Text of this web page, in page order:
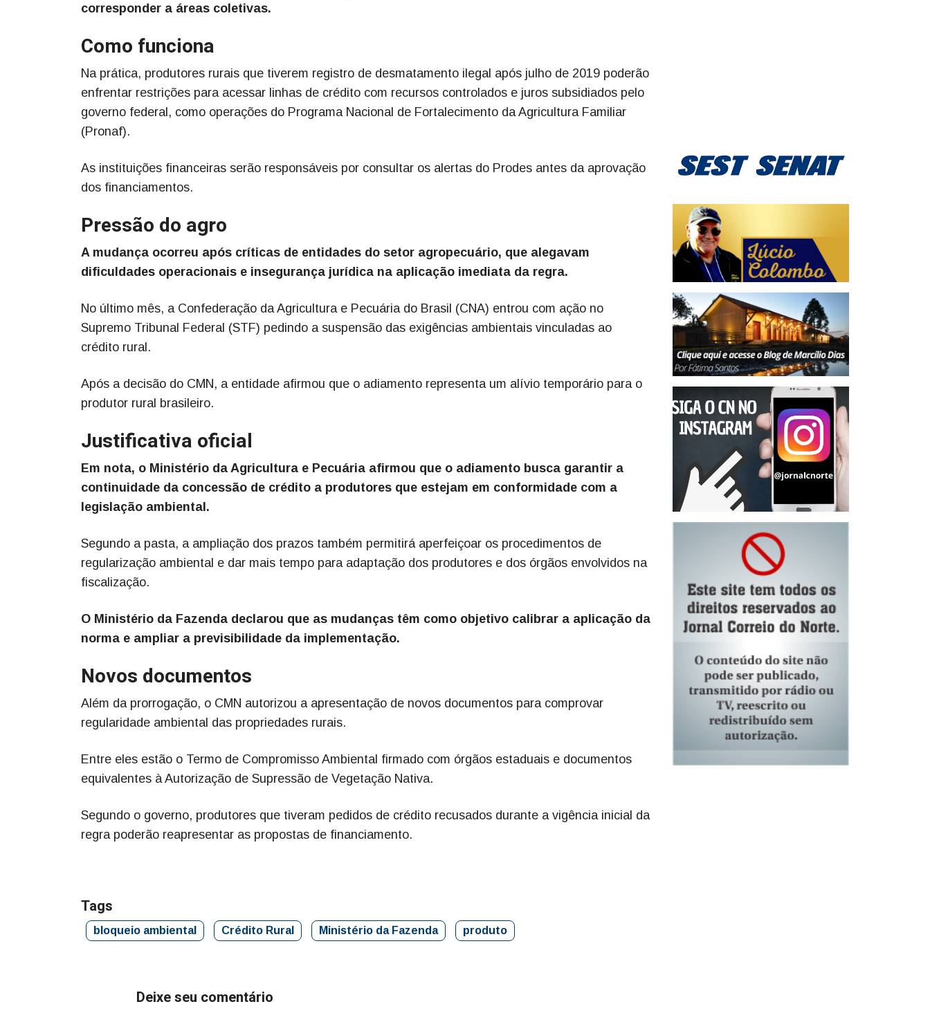
corresponder a áreas coletivas.
Como funciona
Na prática, produtores rurais que tiverem registro de desmatamento ilegal após julho de 2019 poderão
enfrentar restrições para acessar linhas de crédito com recursos controlados e juros subsidiados pelo
governo federal, como operações do Programa Nacional de Fortalecimento da Agricultura Familiar
(Pronaf).
As instituições financeiras serão responsáveis por consultar os alertas do Prodes antes da aprovação
dos financiamentos.
Pressão do agro
A mudança ocorreu após críticas de entidades do setor agropecuário, que alegavam
dificuldades operacionais e insegurança jurídica na aplicação imediata da regra.
No último mês, a Confederação da Agricultura e Pecuária do Brasil (CNA) entrou com ação no
Supremo Tribunal Federal (STF) pedindo a suspensão das exigências ambientais vinculadas ao
crédito rural.
Após a decisão do CMN, a entidade afirmou que o adiamento representa um alívio temporário para o
produtor rural brasileiro.
Justificativa oficial
Em nota, o Ministério da Agricultura e Pecuária afirmou que o adiamento busca garantir a
continuidade da concessão de crédito a produtores que estejam em conformidade com a
legislação ambiental.
Segundo a pasta, a ampliação dos prazos também permitirá aperfeiçoar os procedimentos de
regularização ambiental e dar mais tempo para adaptação dos produtores e dos órgãos envolvidos na
fiscalização.
O Ministério da Fazenda declarou que as mudanças têm como objetivo calibrar a aplicação da
norma e ampliar a previsibilidade da implementação.
Novos documentos
Além da prorrogação, o CMN autorizou a apresentação de novos documentos para comprovar
regularidade ambiental das propriedades rurais.
Entre eles estão o Termo de Compromisso Ambiental firmado com órgãos estaduais e documentos
equivalentes à Autorização de Supressão de Vegetação Nativa.
Segundo o governo, produtores que tiveram pedidos de crédito recusados durante a vigência inicial da
regra poderão reapresentar as propostas de financiamento.
Tags
bloqueio ambiental Crédito Rural Ministério da Fazenda produto
Deixe seu comentário